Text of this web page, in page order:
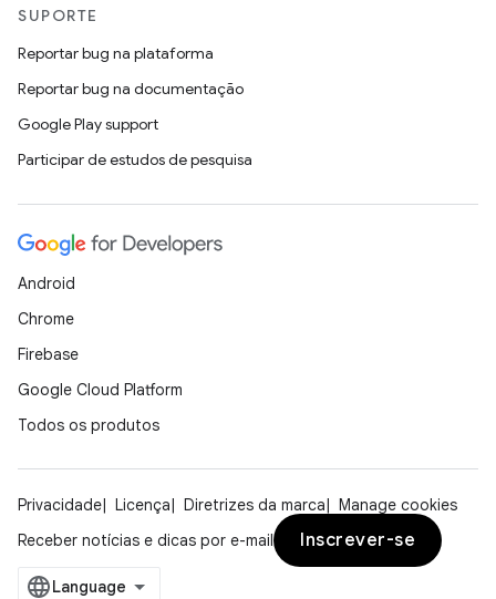
SUPORTE
Reportar bug na plataforma
Reportar bug na documentação
Google Play support
Participar de estudos de pesquisa
Android
Chrome
Firebase
Google Cloud Platform
Todos os produtos
Privacidade Licença Diretrizes da marca
Manage cookies
Receber notícias e dicas por e-mail
Inscrever-se